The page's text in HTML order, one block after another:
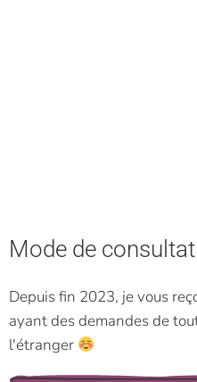
Mode de
Depuis fin 2023, je vous
ayant des demandes de
l'étranger